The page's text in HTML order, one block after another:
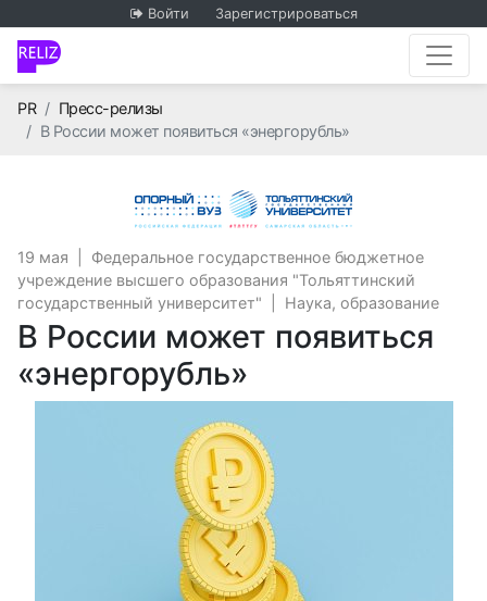
Войти Зарегистрироваться
PRГлавная
Пресс-релизы
В России может появиться «энергорубль»
Федеральное
19 мая
Федеральное государственное бюджетное
учреждение высшего образования "Тольяттинский
государственный университет"
Наука, образование
В России может появиться
«энергорубль»